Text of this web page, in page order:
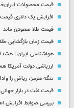
قیمت محصولات ایران‌خودرو و
افزایش یک دلاری
قیمت طلا صعودی ماند
قیمت زمان بازگشایی طلا و سکه
هواشناسی ایران | هشدار نارنجی برای ۴ استان /
ارزپاشی دولت آمریکا
تنگه هرمز، ریاض را
قیمت نفت در بازار
بررسی ضوابط افزایش